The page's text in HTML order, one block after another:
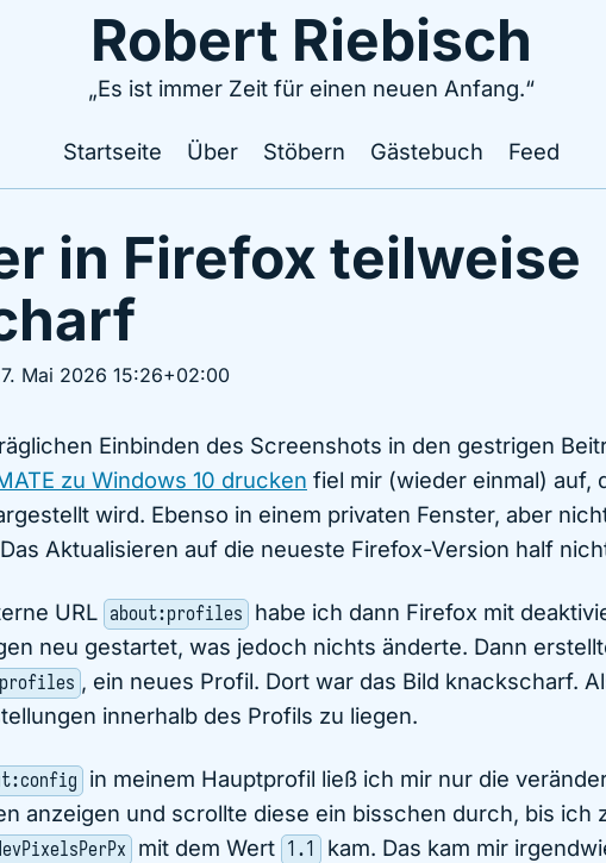
Robert Riebisch
„Es ist immer Zeit für einen neuen Anfang.“
Startseite Über Stöbern Gästebuch Feed
in Firefox teilweise
Mai 2026 15:26+02:00
Einbinden des Screenshots in den gestrigen
zu Windows 10 drucken fiel mir (wieder einmal) auf,
wird. Ebenso in einem privaten Fenster, aber
Aktualisieren auf die neueste Firefox-Version half
URL about:profiles habe ich dann Firefox mit
neu gestartet, was jedoch nichts änderte. Dann
, ein neues Profil. Dort war das Bild knackscharf.
innerhalb des Profils zu liegen.
in meinem Hauptprofil ließ ich mir nur die
anzeigen und scrollte diese ein bisschen durch, bis ich
mit dem Wert 1.1
kam. Das kam mir